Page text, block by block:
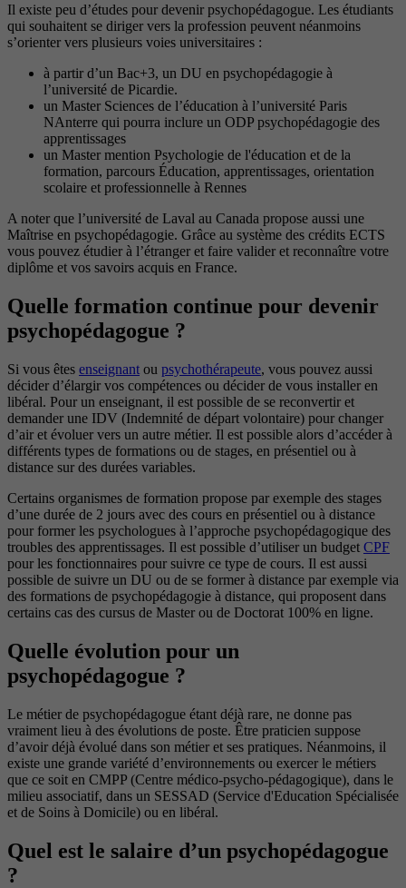
Il existe peu d’études pour devenir psychopédagogue. Les étudiants
qui souhaitent se diriger vers la profession peuvent néanmoins
s’orienter vers plusieurs voies universitaires :
à partir d’un Bac+3, un DU en psychopédagogie à
l’université de Picardie.
un Master Sciences de l’éducation à l’université Paris
NAnterre qui pourra inclure un ODP psychopédagogie des
apprentissages
un Master mention Psychologie de l'éducation et de la
formation, parcours Éducation, apprentissages, orientation
scolaire et professionnelle à Rennes
A noter que l’université de Laval au Canada propose aussi une
Maîtrise en psychopédagogie. Grâce au système des crédits ECTS
vous pouvez étudier à l’étranger et faire valider et reconnaître votre
diplôme et vos savoirs acquis en France.
Quelle formation continue pour devenir
psychopédagogue ?
Si vous êtes enseignant ou psychothérapeute, vous pouvez aussi
décider d’élargir vos compétences ou décider de vous installer en
libéral. Pour un enseignant, il est possible de se reconvertir et
demander une IDV (Indemnité de départ volontaire) pour changer
d’air et évoluer vers un autre métier. Il est possible alors d’accéder à
différents types de formations ou de stages, en présentiel ou à
distance sur des durées variables.
Certains organismes de formation propose par exemple des stages
d’une durée de 2 jours avec des cours en présentiel ou à distance
pour former les psychologues à l’approche psychopédagogique des
troubles des apprentissages. Il est possible d’utiliser un budget CPF
pour les fonctionnaires pour suivre ce type de cours. Il est aussi
possible de suivre un DU ou de se former à distance par exemple via
des formations de psychopédagogie à distance, qui proposent dans
certains cas des cursus de Master ou de Doctorat 100% en ligne.
Quelle évolution pour un
psychopédagogue ?
Le métier de psychopédagogue étant déjà rare, ne donne pas
vraiment lieu à des évolutions de poste. Être praticien suppose
d’avoir déjà évolué dans son métier et ses pratiques. Néanmoins, il
existe une grande variété d’environnements ou exercer le métiers
que ce soit en CMPP (Centre médico-psycho-pédagogique), dans le
milieu associatif, dans un SESSAD (Service d'Education Spécialisée
et de Soins à Domicile) ou en libéral.
Quel est le salaire d’un psychopédagogue
?